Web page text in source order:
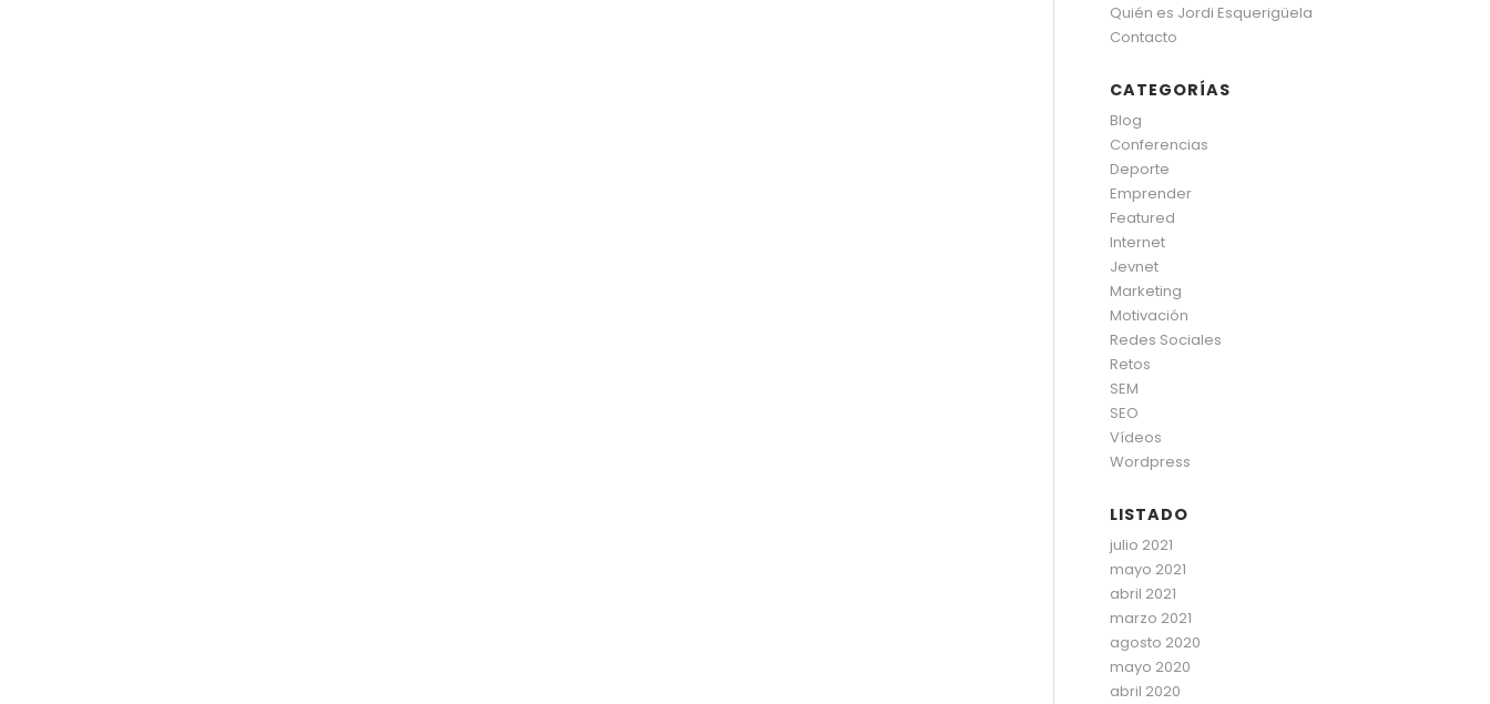
Quién es Jordi Esquerigüela
Contacto
CATEGORÍAS
Blog
Conferencias
Deporte
Emprender
Featured
Internet
Jevnet
Marketing
Motivación
Redes Sociales
Retos
SEM
SEO
Vídeos
Wordpress
LISTADO
julio 2021
mayo 2021
abril 2021
marzo 2021
agosto 2020
mayo 2020
abril 2020